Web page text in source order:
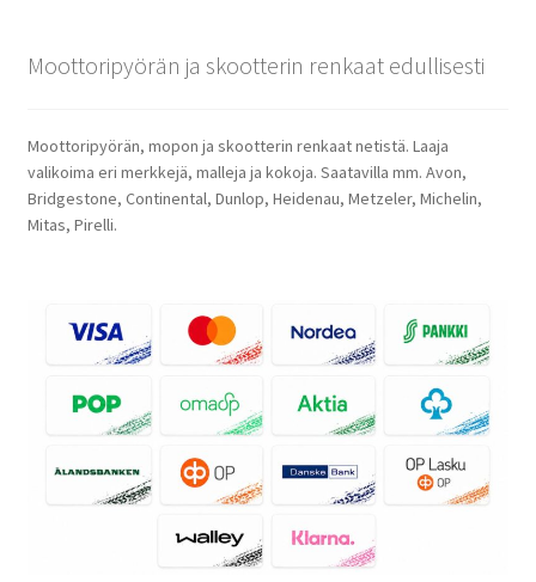
Moottoripyörän ja skootterin renkaat edullisesti
Moottoripyörän, mopon ja skootterin renkaat netistä. Laaja
valikoima eri merkkejä, malleja ja kokoja. Saatavilla mm. Avon,
Bridgestone, Continental, Dunlop, Heidenau, Metzeler, Michelin,
Mitas, Pirelli.